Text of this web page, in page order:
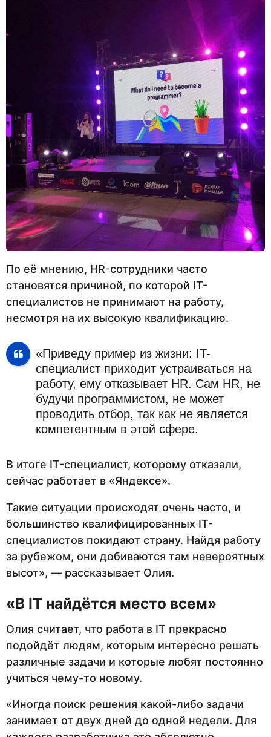
По её мнению, HR-сотрудники часто
становятся причиной, по которой IT-
специалистов не принимают на работу,
несмотря на их высокую квалификацию.
«Приведу пример из жизни: IT-
специалист приходит устраиваться на
работу, ему отказывает HR. Сам HR, не
будучи программистом, не может
проводить отбор, так как не является
компетентным в этой сфере.
В итоге IT-специалист, которому отказали,
сейчас работает в «Яндексе».
Такие ситуации происходят очень часто, и
большинство квалифицированных IT-
специалистов покидают страну. Найдя работу
за рубежом, они добиваются там невероятных
высот», — рассказывает Олия.
«В IT найдётся место всем»
Олия считает, что работа в IT прекрасно
подойдёт людям, которым интересно решать
различные задачи и которые любят постоянно
учиться чему-то новому.
«Иногда поиск решения какой-либо задачи
занимает от двух дней до одной недели. Для